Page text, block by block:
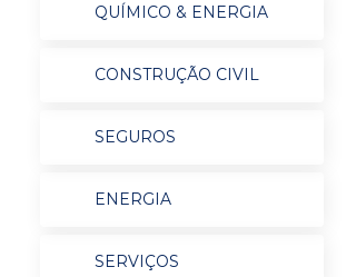
QUÍMICO & ENERGIA
CONSTRUÇÃO CIVIL
SEGUROS
ENERGIA
SERVIÇOS